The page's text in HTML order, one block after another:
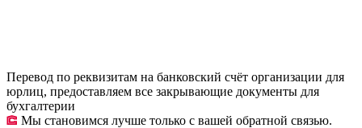
Перевод по реквизитам на банковский счёт организации для
юрлиц, предоставляем все закрывающие документы для
бухгалтерии
Мы становимся лучше только с вашей обратной связью.